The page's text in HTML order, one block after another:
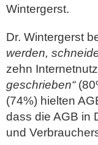
Wintergerst.
Dr. Wintergerst
werden,
zehn
geschrieben“
(74%) hielten
dass die AGB in
und